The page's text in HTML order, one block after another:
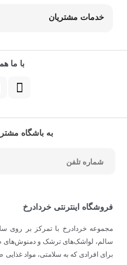
خدمات مشتریان
با ما
به باشگاه
فروشگاه اینترنتی خردادرخ
مجموعه خردادرخ با تمرکز بر روی
سالم، لواشک‌های ترشک و دمنوش‌های
برای افرادی که به سلامتی، مواد